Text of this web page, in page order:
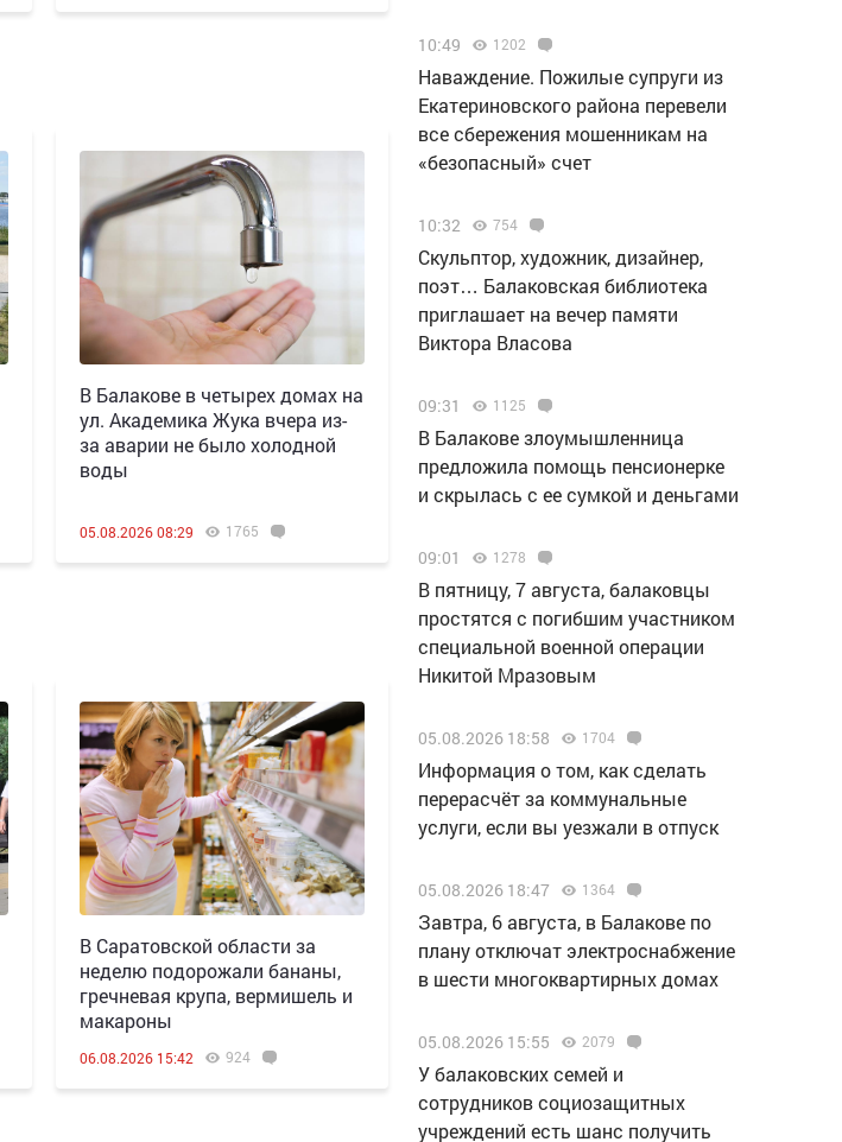
В Балакове в четырех домах на
ул. Академика Жука вчера из-
за аварии не было холодной
воды
05.08.2026 08:29 1765
В Саратовской области за
неделю подорожали бананы,
гречневая крупа, вермишель и
макароны
06.08.2026 15:42 924
10:49 1202
Наваждение. Пожилые супруги из
Екатериновского района перевели
все сбережения мошенникам на
«безопасный» счет
10:32 754
Скульптор, художник, дизайнер,
поэт… Балаковская библиотека
приглашает на вечер памяти
Виктора Власова
09:31 1125
В Балакове злоумышленница
предложила помощь пенсионерке
и скрылась с ее сумкой и деньгами
09:01 1278
В пятницу, 7 августа, балаковцы
простятся с погибшим участником
специальной военной операции
Никитой Мразовым
05.08.2026 18:58 1704
Информация о том, как сделать
перерасчёт за коммунальные
услуги, если вы уезжали в отпуск
05.08.2026 18:47 1364
Завтра, 6 августа, в Балакове по
плану отключат электроснабжение
в шести многоквартирных домах
05.08.2026 15:55 2079
У балаковских семей и
сотрудников социозащитных
учреждений есть шанс получить